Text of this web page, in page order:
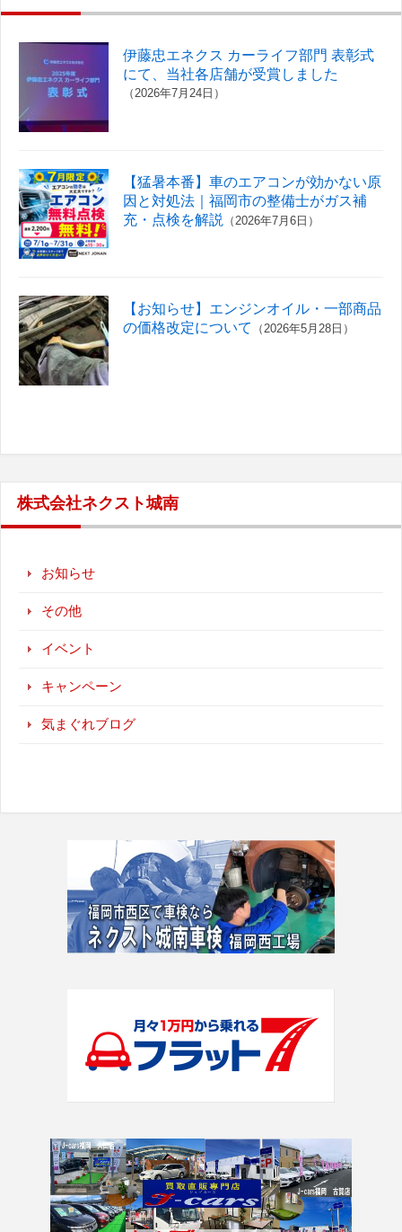
伊藤忠エネクス カーライフ部門 表彰式
にて、当社各店舗が受賞しました
（2026年7月24日）
【猛暑本番】車のエアコンが効かない原
因と対処法｜福岡市の整備士がガス補
充・点検を解説
（2026年7月6日）
【お知らせ】エンジンオイル・一部商品
の価格改定について
（2026年5月28日）
株式会社ネクスト城南
お知らせ
その他
イベント
キャンペーン
気まぐれブログ